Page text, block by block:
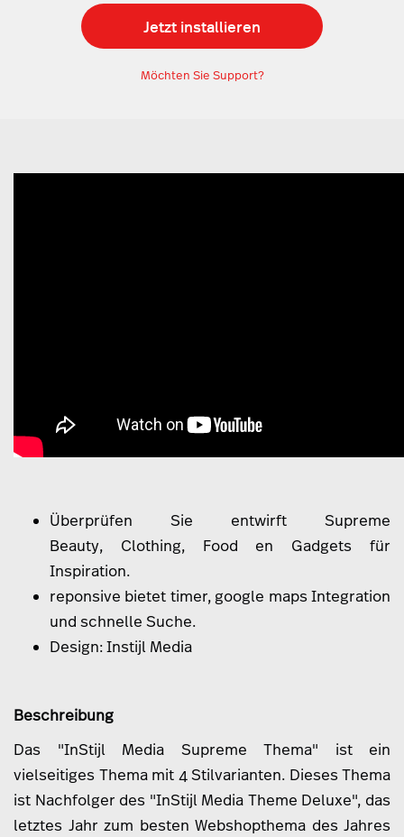
Jetzt installieren
Möchten Sie Support?
Überprüfen Sie entwirft Supreme
Beauty, Clothing, Food en Gadgets für
Inspiration.
reponsive bietet timer, google maps Integration
und schnelle Suche.
Design:Instijl Media
Beschreibung
Das "InStijl Media Supreme Thema" ist ein
vielseitiges Thema mit 4 Stilvarianten. Dieses Thema
ist Nachfolger des "InStijl Media Theme Deluxe", das
letztes Jahr zum besten Webshopthema des Jahres